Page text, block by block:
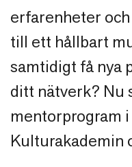
erfarenheter
till ett hållbart
samtidigt få nya
ditt nätverk? Nu
mentorprogram
Kulturakademin